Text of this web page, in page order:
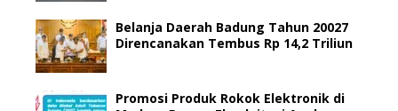
Belanja Daerah Badung Tahun 20027
Direncanakan Tembus Rp 14,2 Triliun
Promosi Produk Rokok Elektronik di